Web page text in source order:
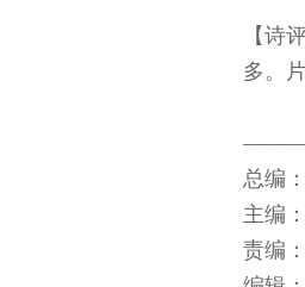
【诗
多。
总编
主编
责编